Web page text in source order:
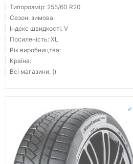
Типорозмір: 255/60 R20
Сезон: зимова
Індекс швидкості: V
Посиленість: XL
Рік виробництва:
Країна:
Всі магазини: ()